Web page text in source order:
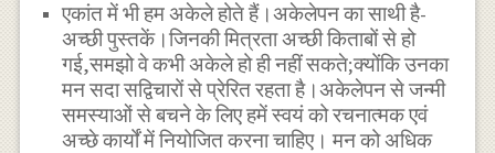
एकांत में भी हम अकेले होते हैं।अकेलेपन का साथी है-
अच्छी पुस्तकें।जिनकी मित्रता अच्छी किताबों से हो
गई,समझो वे कभी अकेले हो ही नहीं सकते;क्योंकि उनका
मन सदा सद्विचारों से प्रेरित रहता है।अकेलेपन से जन्मी
समस्याओं से बचने के लिए हमें स्वयं को रचनात्मक एवं
अच्छे कार्यों में नियोजित करना चाहिए। मन को अधिक